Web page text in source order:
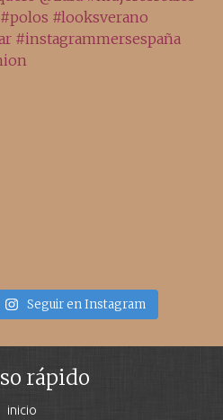
Seguir en Instagram
rápido
inicio